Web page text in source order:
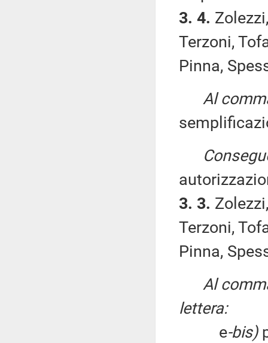
3. 4.
Terzoni,
Pinna,
Al
3. 3.
Terzoni,
Pinna,
Al
lettera:
e-bis)